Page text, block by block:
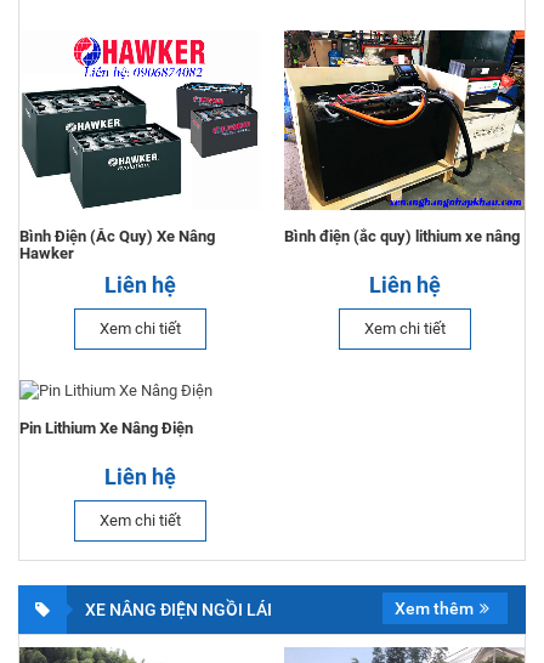
Bình Điện (Ắc Quy) Xe Nâng
Hawker
Liên hệ
Xem chi tiết
Bình điện (ắc quy) lithium xe nâng
Liên hệ
Xem chi tiết
Pin Lithium Xe Nâng Điện
Liên hệ
Xem chi tiết
XE NÂNG ĐIỆN NGỒI LÁI Xem thêm